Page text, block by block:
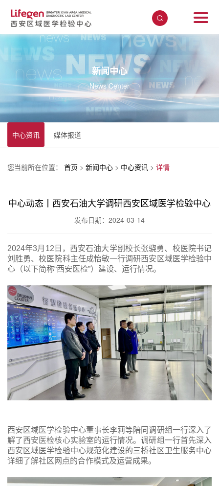
新闻中心
News Center
中心资讯 媒体报道
您当前所在位置： 首页 > 新闻中心 > 中心资讯 > 详情
中心动态丨西安石油大学调研西安区域医学检验中心
发布日期：2024-03-14
2024年3月12日，西安石油大学副校长张骁勇、校医院书记
刘胜勇、校医院科主任成怡敏一行调研西安区域医学检验中
心（以下简称“西安医检”）建设、运行情况。
西安区域医学检验中心董事长李莉等陪同调研组一行深入了
解了西安医检核心实验室的运行情况。调研组一行首先深入
西安区域医学检验中心规范化建设的三桥社区卫生服务中心
详细了解社区网点的合作模式及运营成果。